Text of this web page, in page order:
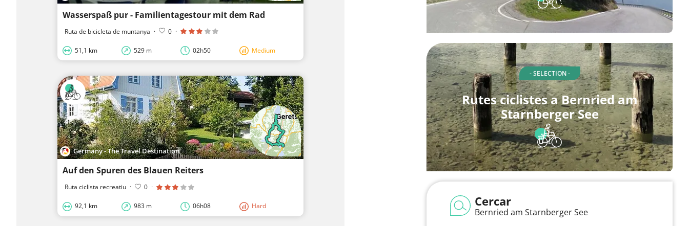
Wasserspaß pur - Familientagestour mit dem Rad
Ruta de bicicleta de muntanya · 0 ·
51,1 km 529 m 02h50 Medium
Germany - The Travel Destination
Auf den Spuren des Blauen Reiters
Ruta ciclista recreatiu · 0 ·
92,1 km 983 m 06h08 Hard
- SELECTION -
Rutes ciclistes a Bernried am
Starnberger See
Cercar
Bernried am Starnberger See